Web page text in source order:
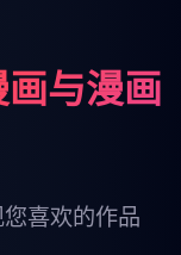
与漫画
喜欢的作品